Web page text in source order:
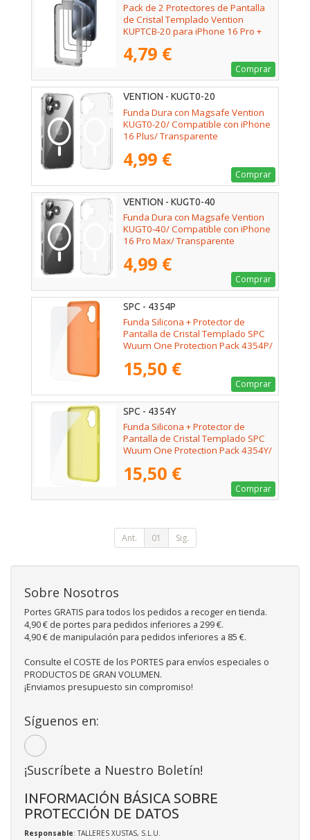
Pack de 2 Protectores de Pantalla
de Cristal Templado Vention
KUPTCB-20 para iPhone 16 Pro +
Antipolvo
4,79 €
Comprar
VENTION - KUGT0-20
Funda Dura con Magsafe Vention
KUGT0-20/ Compatible con iPhone
16 Plus/ Transparente
4,99 €
Comprar
VENTION - KUGT0-40
Funda Dura con Magsafe Vention
KUGT0-40/ Compatible con iPhone
16 Pro Max/ Transparente
4,99 €
Comprar
SPC - 4354P
Funda Silicona + Protector de
Pantalla de Cristal Templado SPC
Wuum One Protection Pack 4354P/
Naranja
15,50 €
Comprar
SPC - 4354Y
Funda Silicona + Protector de
Pantalla de Cristal Templado SPC
Wuum One Protection Pack 4354Y/
Amarilla
15,50 €
Comprar
Ant. 01 Sig.
Sobre Nosotros
Portes GRATIS para todos los pedidos a recoger en tienda.
4,90 € de portes para pedidos inferiores a 299 €.
4,90 € de manipulación para pedidos inferiores a 85 €.
Consulte el COSTE de los PORTES para envíos especiales o
PRODUCTOS DE GRAN VOLUMEN.
¡Enviamos presupuesto sin compromiso!
Síguenos en:
¡Suscríbete a Nuestro Boletín!
INFORMACIÓN BÁSICA SOBRE
PROTECCIÓN DE DATOS
Responsable: TALLERES XUSTAS, S.L.U.